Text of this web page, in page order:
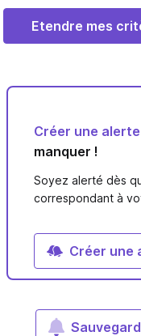
Etendre mes
Créer une alerte
manquer !
Soyez alerté dès
correspondant à
Créer une